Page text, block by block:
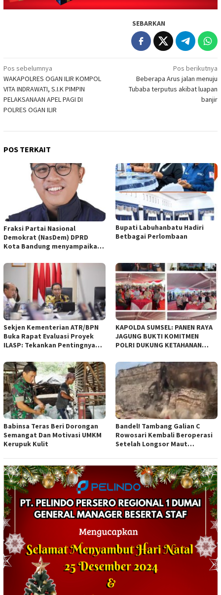
SEBARKAN
Navigasi
pos
Pos sebelumnya
WAKAPOLRES OGAN ILIR KOMPOL
VITA INDRAWATI, S.I.K PIMPIN
PELAKSANAAN APEL PAGI DI
POLRES OGAN ILIR
Pos berikutnya
Beberapa Arus jalan menuju
Tubaba terputus akibat luapan
banjir
POS TERKAIT
Fraksi Partai Nasional
Demokrat (NasDem) DPRD
Kota Bandung menyampaikan
empat Rancangan Peraturan
Daerah (Raperda) yang
diajukan Pemerintah Kota
Bandung
Bupati Labuhanbatu Hadiri
Betbagai Perlombaan
Sekjen Kementerian ATR/BPN
Buka Rapat Evaluasi Proyek
ILASP: Tekankan Pentingnya
Anggaran
KAPOLDA SUMSEL: PANEN RAYA
JAGUNG BUKTI KOMITMEN
POLRI DUKUNG KETAHANAN
Babinsa Teras Beri Dorongan
Semangat Dan Motivasi UMKM
Kerupuk Kulit
Bandel! Tambang Galian C
Rowosari Kembali Beroperasi
Setelah Longsor Maut